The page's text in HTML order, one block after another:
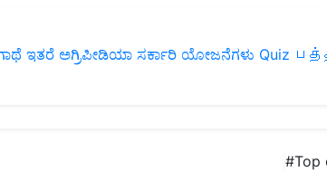
ಇತರೆ ಅಗ್ರಿಪೀಡಿಯಾ ಸರ್ಕಾರಿ ಯೋಜನೆಗಳು Quiz
#Top